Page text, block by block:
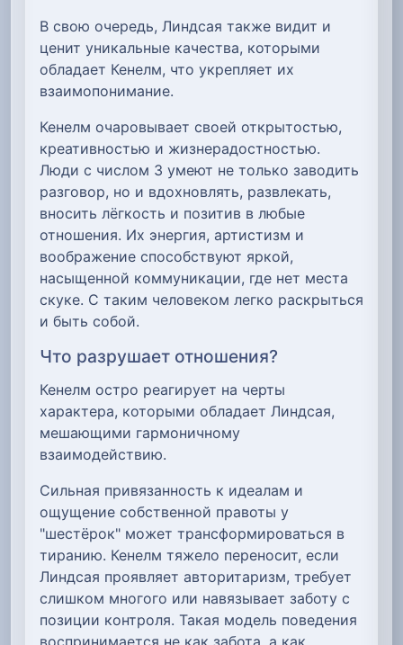
В свою очередь, Линдсая также видит и
ценит уникальные качества, которыми
обладает Кенелм, что укрепляет их
взаимопонимание.
Кенелм очаровывает своей открытостью,
креативностью и жизнерадостностью.
Люди с числом 3 умеют не только заводить
разговор, но и вдохновлять, развлекать,
вносить лёгкость и позитив в любые
отношения. Их энергия, артистизм и
воображение способствуют яркой,
насыщенной коммуникации, где нет места
скуке. С таким человеком легко раскрыться
и быть собой.
Что разрушает отношения?
Кенелм остро реагирует на черты
характера, которыми обладает Линдсая,
мешающими гармоничному
взаимодействию.
Сильная привязанность к идеалам и
ощущение собственной правоты у
"шестёрок" может трансформироваться в
тиранию. Кенелм тяжело переносит, если
Линдсая проявляет авторитаризм, требует
слишком многого или навязывает заботу с
позиции контроля. Такая модель поведения
воспринимается не как забота, а как